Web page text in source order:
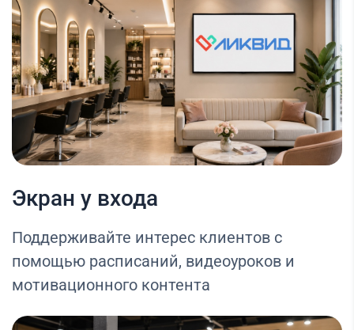
Экран у входа
Поддерживайте интерес клиентов с
помощью расписаний, видеоуроков и
мотивационного контента